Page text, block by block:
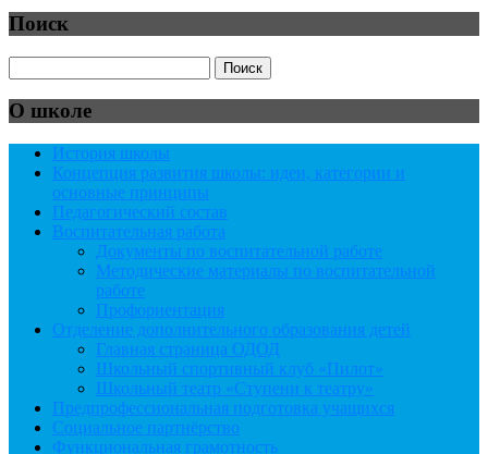
Поиск
О школе
История школы
Концепция развития школы: идеи, категории и
основные принципы
Педагогический состав
Воспитательная работа
Документы по воспитательной работе
Методические материалы по воспитательной
работе
Профориентация
Отделение дополнительного образования детей
Главная страница ОДОД
Школьный спортивный клуб «Пилот»
Школьный театр «Ступени к театру»
Предпрофессиональная подготовка учащихся
Социальное партнёрство
Функциональная грамотность